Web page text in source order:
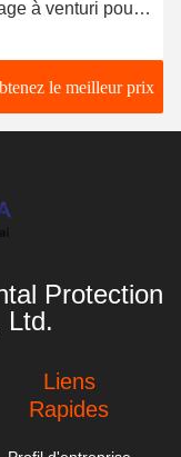
à venturi pour
électrique
le meilleur prix
Protection
Ltd.
Liens
Rapides